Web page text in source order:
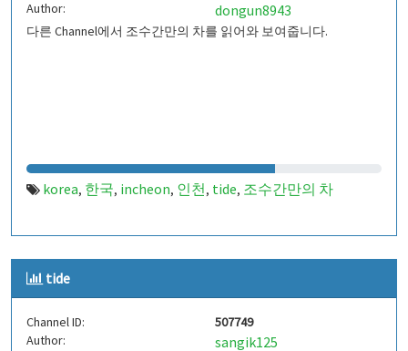
Author:
dongun8943
다른 Channel에서 조수간만의 차를 읽어와 보여줍니다.
korea, 한국, incheon, 인천, tide, 조수간만의 차
tide
Channel ID:
507749
Author:
sangik125